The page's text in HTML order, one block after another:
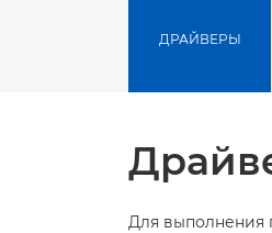
ДРАЙВЕРЫ
Для выполнения